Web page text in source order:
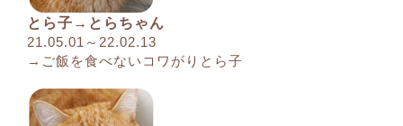
とら子→とらちゃん
21.05.01～22.02.13
→ご飯を食べないコワがりとら子